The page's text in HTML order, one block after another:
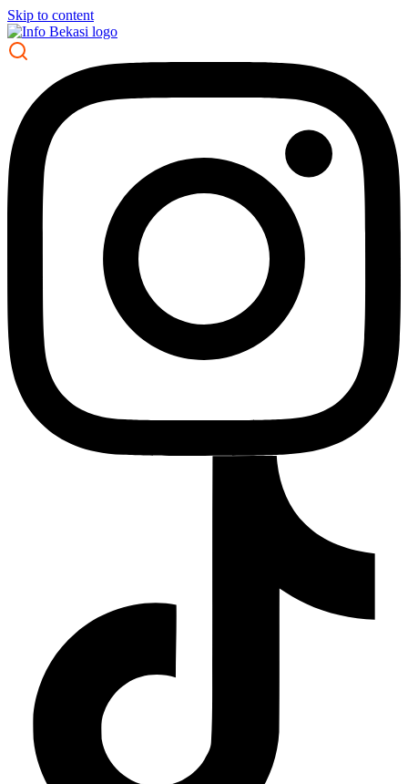
Skip to content